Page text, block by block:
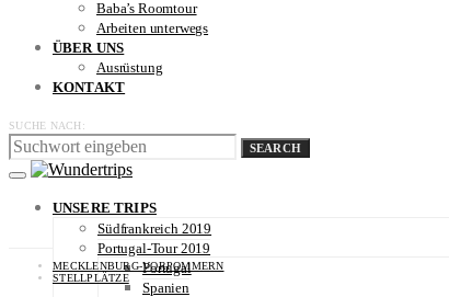
Baba’s Roomtour
Arbeiten unterwegs
ÜBER UNS
Ausrüstung
KONTAKT
SUCHE NACH:
SEARCH
UNSERE TRIPS
Südfrankreich 2019
Portugal-Tour 2019
Portugal
Spanien
MECKLENBURG-VORPOMMERN
STELLPLÄTZE